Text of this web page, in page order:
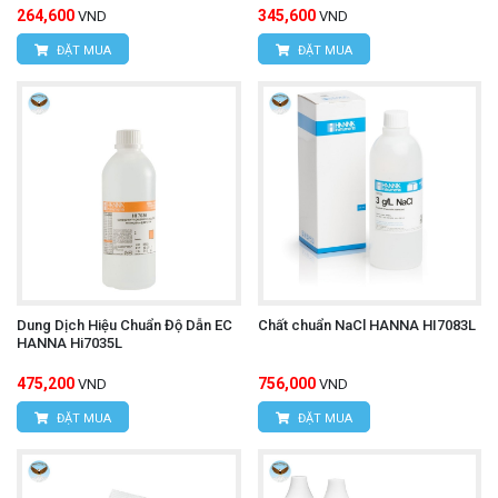
264,600 VND
ĐẶT MUA
345,600 VND
ĐẶT MUA
Dung Dịch Hiệu Chuẩn Độ Dẫn EC
HANNA Hi7035L
475,200 VND
ĐẶT MUA
Chất chuẩn NaCl HANNA HI7083L
756,000 VND
ĐẶT MUA